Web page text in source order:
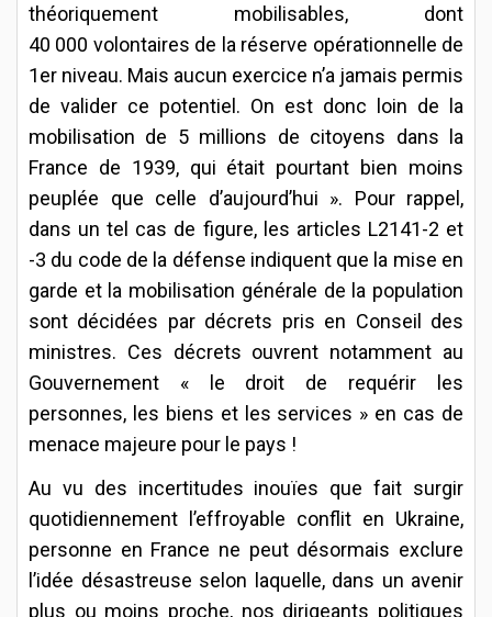
théoriquement mobilisables, dont
40 000 volontaires de la réserve opérationnelle de
1er niveau. Mais aucun exercice n’a jamais permis
de valider ce potentiel. On est donc loin de la
mobilisation de 5 millions de citoyens dans la
France de 1939, qui était pourtant bien moins
peuplée que celle d’aujourd’hui ». Pour rappel,
dans un tel cas de figure, les articles L2141-2 et
-3 du code de la défense indiquent que la mise en
garde et la mobilisation générale de la population
sont décidées par décrets pris en Conseil des
ministres. Ces décrets ouvrent notamment au
Gouvernement « le droit de requérir les
personnes, les biens et les services » en cas de
menace majeure pour le pays !
Au vu des incertitudes inouïes que fait surgir
quotidiennement l’effroyable conflit en Ukraine,
personne en France ne peut désormais exclure
l’idée désastreuse selon laquelle, dans un avenir
plus ou moins proche, nos dirigeants politiques